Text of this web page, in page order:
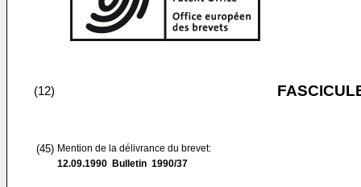
(12)
(45) Mention de la délivrance du brevet:
12.09.1990 Bulletin 1990/37